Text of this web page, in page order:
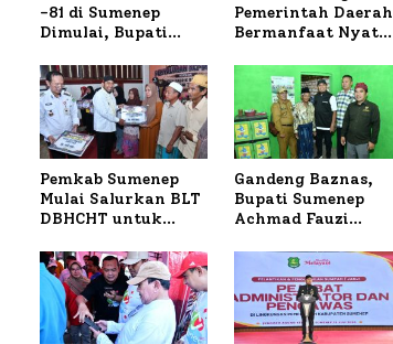
-81 di Sumenep
Dimulai, Bupati
Doa untuk Korban
Kapal Terbakar
Pemerintah Daerah
Bermanfaat Nyata
Bupati Sumenep
Tinjau Langsung
Budidaya Lele dan
Ayam Petelur di
Desa Bataal Timur
Pemkab Sumenep
Mulai Salurkan BLT
DBHCHT untuk
Tani Tembakau
Gandeng Baznas,
Bupati Sumenep
Achmad Fauzi
Serahkan Bantuan
Bedah RTLH di Dua
Kecamatan